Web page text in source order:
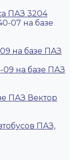
ПАЗ 3204
07 на базе
на базе ПАЗ
на базе ПАЗ
ПАЗ Вектор
ПАЗ,